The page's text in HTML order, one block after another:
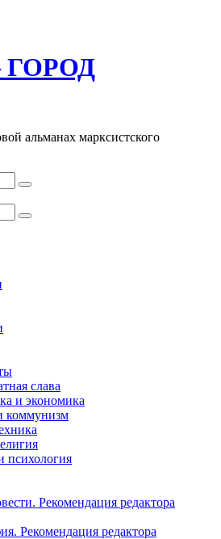
альманах марксистского
слава
и экономика
коммунизм
психология
Рекомендация редактора
Рекомендация редактора